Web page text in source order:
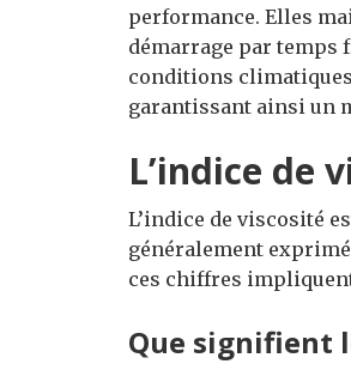
performance. Elles
démarrage par temps
conditions climatiques
garantissant ainsi un
L’indice de
L’indice de viscosité
généralement exprimé
ces chiffres
Que signifient